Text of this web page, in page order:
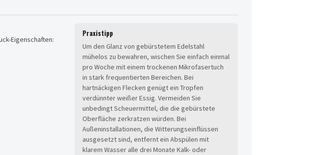
Eigenschaften:
Praxistipp
Um den Glanz von gebürstetem Edelstahl
mühelos zu bewahren, wischen Sie einfach einmal
pro Woche mit einem trockenen Mikrofasertuch
in stark frequentierten Bereichen. Bei
hartnäckigen Flecken genügt ein Tropfen
verdünnter weißer Essig. Vermeiden Sie
unbedingt Scheuermittel, die die gebürstete
Oberfläche zerkratzen würden. Bei
Außeninstallationen, die Witterungseinflüssen
ausgesetzt sind, entfernt ein Abspülen mit
klarem Wasser alle drei Monate Kalk- oder